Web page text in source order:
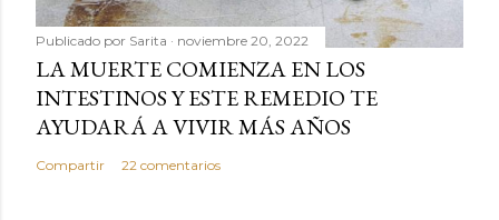
Publicado por Sarita noviembre 20, 2022
LA MUERTE COMIENZA EN LOS
INTESTINOS Y ESTE REMEDIO TE
AYUDARÁ A VIVIR MÁS AÑOS
Compartir 22 comentarios